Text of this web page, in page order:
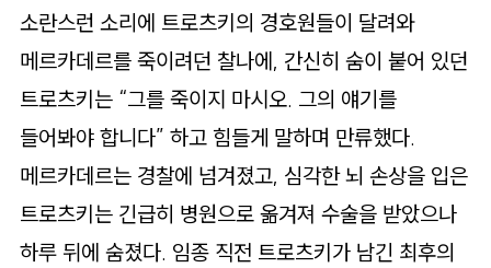
소란스런 소리에 트로츠키의 경호원들이 달려와
메르카데르를 죽이려던 찰나에, 간신히 숨이 붙어 있던
트로츠키는 “그를 죽이지 마시오. 그의 얘기를
들어봐야 합니다” 하고 힘들게 말하며 만류했다.
메르카데르는 경찰에 넘겨졌고, 심각한 뇌 손상을 입은
트로츠키는 긴급히 병원으로 옮겨져 수술을 받았으나
하루 뒤에 숨졌다. 임종 직전 트로츠키가 남긴 최후의